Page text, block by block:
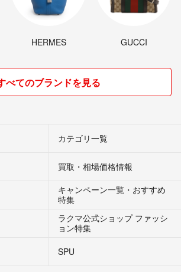
HERMES GUCCI
べてのブランドを見る
カテゴリ一覧
買取・相場価格情報
キャンペーン一覧・おすすめ
特集
ラクマ公式ショップ ファッシ
ョン特集
SPU